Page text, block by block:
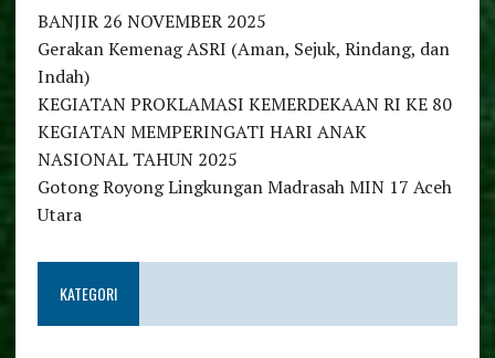
BANJIR 26 NOVEMBER 2025
Gerakan Kemenag ASRI (Aman, Sejuk, Rindang, dan
Indah)
KEGIATAN PROKLAMASI KEMERDEKAAN RI KE 80
KEGIATAN MEMPERINGATI HARI ANAK
NASIONAL TAHUN 2025
Gotong Royong Lingkungan Madrasah MIN 17 Aceh
Utara
KATEGORI